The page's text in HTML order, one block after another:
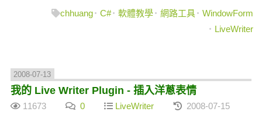
chhuang C# 軟體教學 網路工具
WindowForm
LiveWriter
2008-07-13
我的 Live Writer Plugin - 插入洋蔥表情
11673 0 LiveWriter 2008-07-15